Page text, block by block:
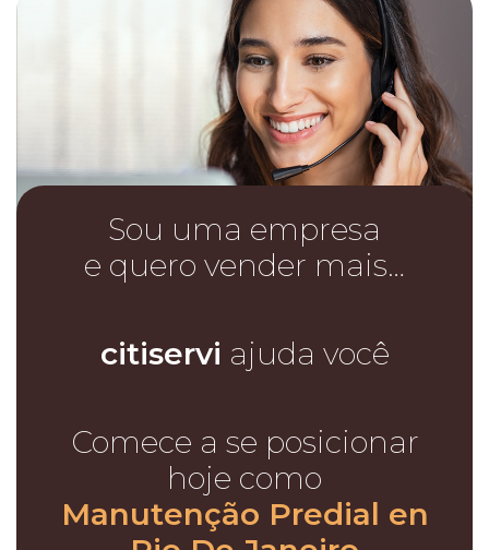
Sou uma empresa
e quero vender mais…
citiservi ajuda você
Comece a se posicionar
hoje como
Manutenção Predial en